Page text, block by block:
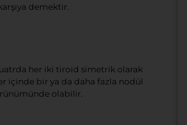
demektir.
her iki tiroid simetrik olarak
içinde bir ya da daha fazla nodül
olabilir.